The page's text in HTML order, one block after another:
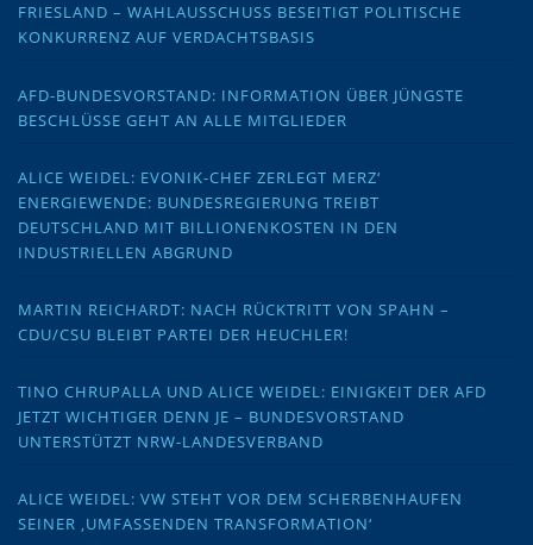
FRIESLAND – WAHLAUSSCHUSS BESEITIGT POLITISCHE
KONKURRENZ AUF VERDACHTSBASIS
AFD-BUNDESVORSTAND: INFORMATION ÜBER JÜNGSTE
BESCHLÜSSE GEHT AN ALLE MITGLIEDER
ALICE WEIDEL: EVONIK-CHEF ZERLEGT MERZ‘
ENERGIEWENDE: BUNDESREGIERUNG TREIBT
DEUTSCHLAND MIT BILLIONENKOSTEN IN DEN
INDUSTRIELLEN ABGRUND
MARTIN REICHARDT: NACH RÜCKTRITT VON SPAHN –
CDU/CSU BLEIBT PARTEI DER HEUCHLER!
TINO CHRUPALLA UND ALICE WEIDEL: EINIGKEIT DER AFD
JETZT WICHTIGER DENN JE – BUNDESVORSTAND
UNTERSTÜTZT NRW-LANDESVERBAND
ALICE WEIDEL: VW STEHT VOR DEM SCHERBENHAUFEN
SEINER ‚UMFASSENDEN TRANSFORMATION‘